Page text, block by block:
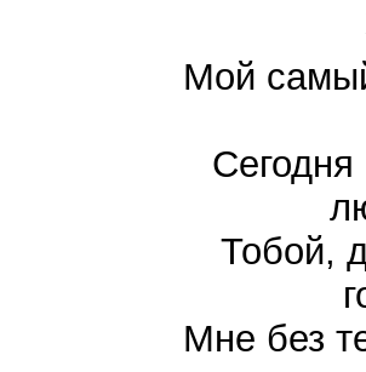
Мой
Сегодня
Тобой,
Мне без